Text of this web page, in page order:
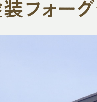
フォーグ